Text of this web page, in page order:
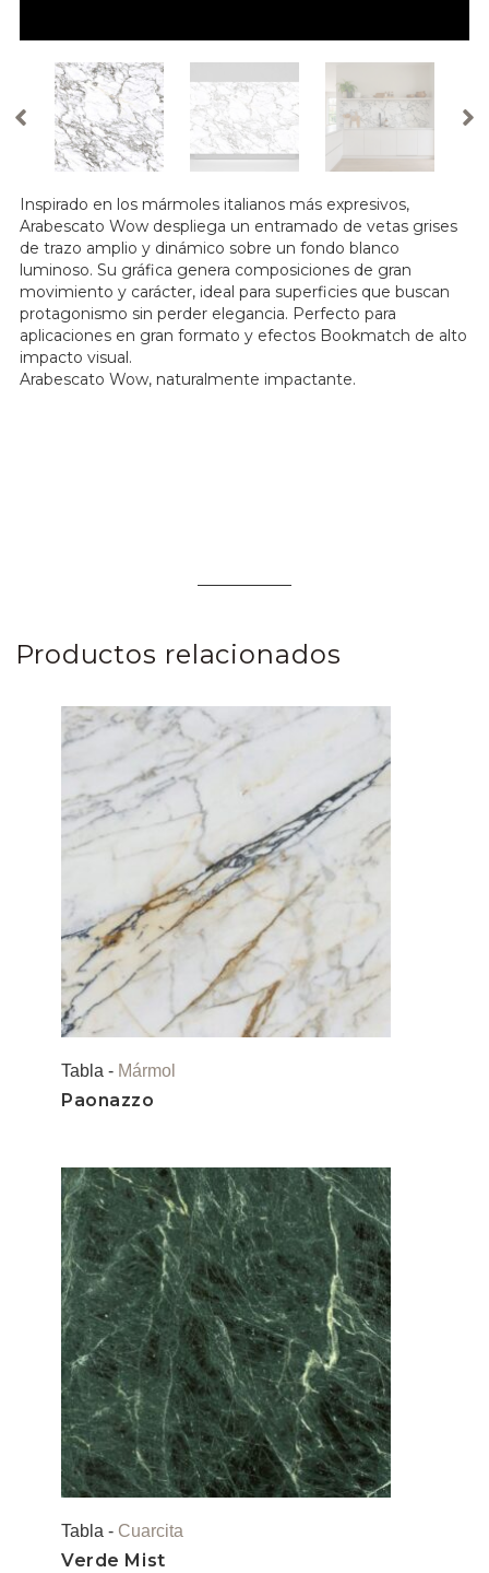
Inspirado en los mármoles italianos más expresivos,
Arabescato Wow despliega un entramado de vetas grises
de trazo amplio y dinámico sobre un fondo blanco
luminoso. Su gráfica genera composiciones de gran
movimiento y carácter, ideal para superficies que buscan
protagonismo sin perder elegancia. Perfecto para
aplicaciones en gran formato y efectos Bookmatch de alto
impacto visual.
Arabescato Wow, naturalmente impactante.
Productos relacionados
Tabla - Mármol
Paonazzo
Tabla - Cuarcita
Verde Mist